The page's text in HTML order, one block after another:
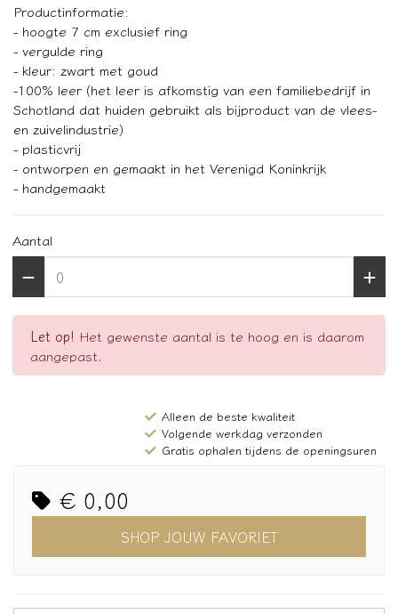
Productinformatie:
- hoogte 7 cm exclusief ring
- vergulde ring
- kleur: zwart met goud
-100% leer (het leer is afkomstig van een familiebedrijf in
Schotland dat huiden gebruikt als bijproduct van de vlees-
en zuivelindustrie)
- plasticvrij
- ontworpen en gemaakt in het Verenigd Koninkrijk
- handgemaakt
Aantal
Let op! Het gewenste aantal is te hoog en is daarom
aangepast.
Alleen de beste kwaliteit
Volgende werkdag verzonden
Gratis ophalen tijdens de openingsuren
€ 0,00
SHOP JOUW FAVORIET